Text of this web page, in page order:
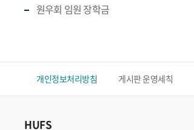
원우회 임원 장학금
개인정보처리방침 게시판 운영세칙
HUFS